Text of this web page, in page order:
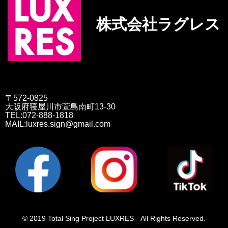
株式会社ラグレス
〒572-0825
大阪府寝屋川市萱島南町13-30
TEL:072-888-1818
MAIL:luxres.sign@gmail.com
© 2019 Total Sing Project LUXRES All Rights Reserved.